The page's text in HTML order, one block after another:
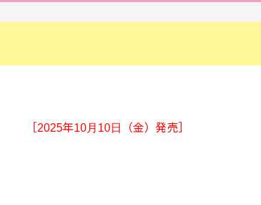
［2025年10月10日（金）発売］